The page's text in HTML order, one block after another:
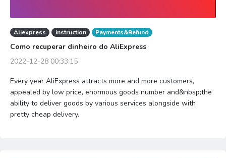
Aliexpress instruction Payments&Refund
Como recuperar dinheiro do AliExpress
2022-12-28 00:33:15
Every year AliExpress attracts more and more customers,
appealed by low price, enormous goods number and&nbsp;the
ability to deliver goods by various services alongside with
pretty cheap delivery.